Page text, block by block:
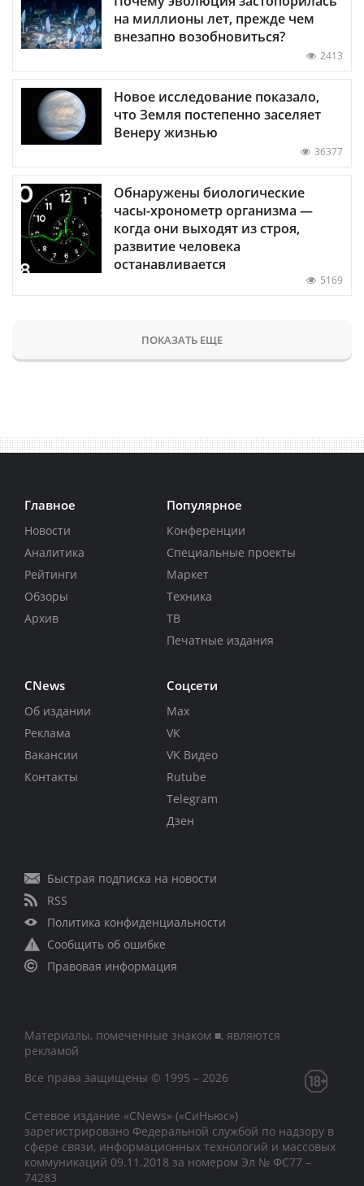
на миллионы лет, прежде чем
внезапно возобновиться?
2413
Новое исследование показало,
что Земля постепенно заселяет
Венеру жизнью
36377
Обнаружены биологические
часы-хронометр организма —
когда они выходят из строя,
развитие человека
останавливается
5169
ПОКАЗАТЬ ЕЩЕ
Главное
Новости
Аналитика
Рейтинги
Обзоры
Архив
Популярное
Конференции
Специальные проекты
Маркет
Техника
ТВ
Печатные издания
CNews
Об издании
Реклама
Вакансии
Контакты
Соцсети
Max
VK
VK Видео
Rutube
Telegram
Дзен
Быстрая подписка на новости
RSS
Политика конфиденциальности
Сообщить об ошибке
Правовая информация
Материалы, помеченные знаком ■, являются
рекламой
Все права защищены © 1995 – 2026
Сетевое издание «CNews» («СиНьюс»)
зарегистрировано Федеральной службой по надзору в
сфере связи, информационных технологий и массовых
коммуникаций 09.11.2018 за номером Эл № ФС77 –
74283